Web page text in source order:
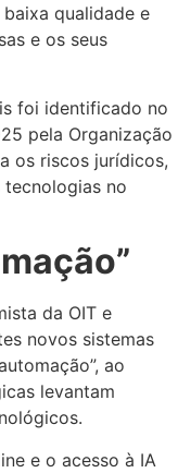
qualidade e
e os seus
foi identificado no
pela Organização
os riscos jurídicos,
no
da OIT e
novos sistemas
ao
levantam
e o acesso à IA